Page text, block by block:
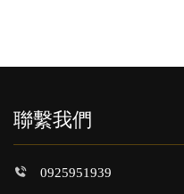
聯繫我們
0925951939